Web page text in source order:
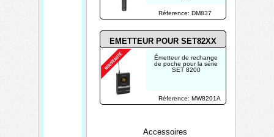
Accessoires
Réference: MW8201A
Émetteur de rechange
de poche pour la série
SET 8200
EMETTEUR POUR SET82XX
Réference: DM837